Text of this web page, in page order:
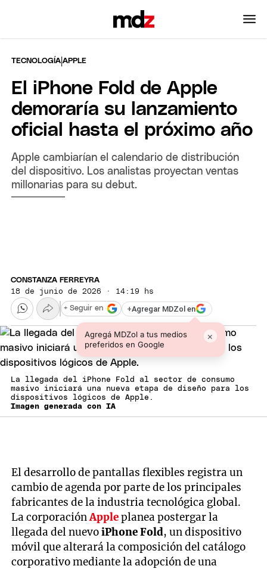
TECNOLOGÍA |APPLE
El iPhone Fold de Apple
demoraría su lanzamiento
oficial hasta el próximo año
Apple cambiarían el calendario de distribución
del dispositivo. Los analistas proyectan ventas
millonarias para su debut.
CONSTANZA FERREYRA
18 de junio de 2026 · 14:19 hs
+Agregar MDZol en
Agregá MDZol a tus medios
preferidos en Google
×
+ Seguir en
La llegada del iPhone Fold al sector de consumo
masivo iniciará una nueva etapa de diseño para los
dispositivos lógicos de Apple.
Imagen generada con IA
El desarrollo de pantallas flexibles registra un
cambio de agenda por parte de los principales
fabricantes de la industria tecnológica global.
La corporaciónAppleplanea postergar la
llegada del nuevoiPhone Fold, un dispositivo
móvil que alterará la composición del catálogo
corporativo mediante la adopción de una